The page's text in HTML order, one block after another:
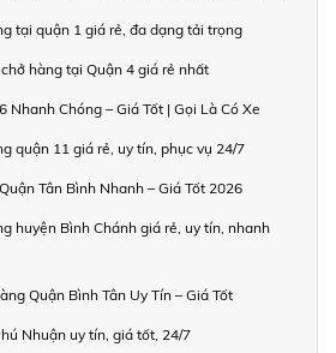
tại quận 1 giá rẻ, đa dạng tải trọng
hàng tại Quận 4 giá rẻ nhất
Nhanh Chóng – Giá Tốt | Gọi Là Có Xe
quận 11 giá rẻ, uy tín, phục vụ 24/7
Tân Bình Nhanh – Giá Tốt 2026
huyện Bình Chánh giá rẻ, uy tín, nhanh
Quận Bình Tân Uy Tín – Giá Tốt
Nhuận uy tín, giá tốt, 24/7